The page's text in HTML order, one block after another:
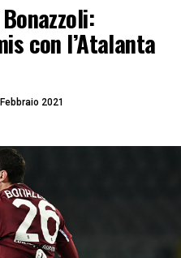
con l’Atalanta
2021